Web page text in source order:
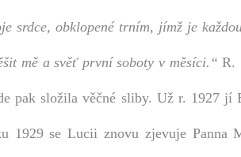
srdce, obklopené trním, jímž je
mě a svěť první soboty v měsíci.“ R.
pak složila věčné sliby. Už r. 1927
1929 se Lucii znovu zjevuje Panna